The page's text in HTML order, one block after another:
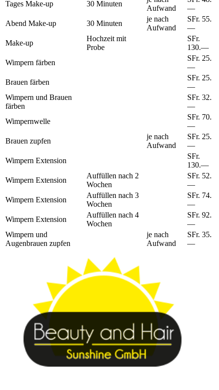
Tages Make-up 30 Minuten
Aufwand
—
Abend Make-up
30 Minuten
je nach
Aufwand
SFr. 55.
—
Make-up
Hochzeit mit
Probe
SFr.
130.—
Wimpern färben
SFr. 25.
—
Brauen färben
SFr. 25.
—
Wimpern und Brauen
färben
SFr. 32.
—
Wimpernwelle
SFr. 70.
—
Brauen zupfen
je nach
Aufwand
SFr. 25.
—
Wimpern Extension
SFr.
130.—
Wimpern Extension
Auffüllen nach 2
Wochen
SFr. 52.
—
Wimpern Extension
Auffüllen nach 3
Wochen
SFr. 74.
—
Wimpern Extension
Auffüllen nach 4
Wochen
SFr. 92.
—
Wimpern und
Augenbrauen zupfen
je nach
Aufwand
SFr. 35.
—